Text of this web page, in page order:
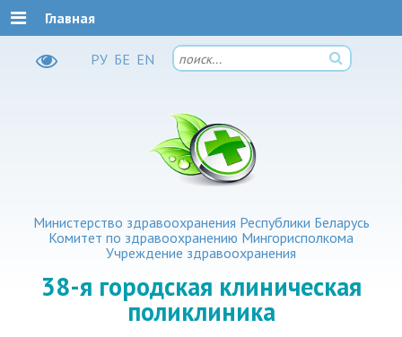
РУ БЕ EN
Министерство здравоохранения Республики Беларусь
Комитет по здравоохранению Мингорисполкома
Учреждение здравоохранения
38-я городская клиническая
поликлиника
Главная